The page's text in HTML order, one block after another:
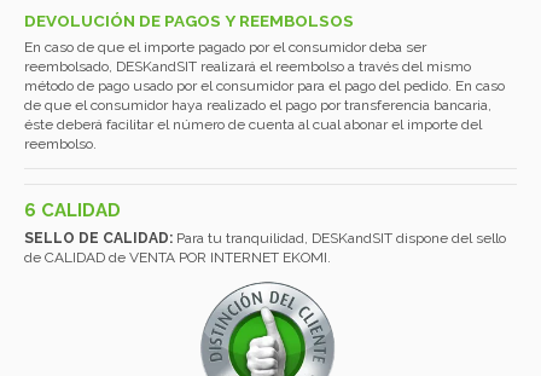
DEVOLUCIÓN DE PAGOS Y REEMBOLSOS
En caso de que el importe pagado por el consumidor deba ser
reembolsado, DESKandSIT realizará el reembolso a través del mismo
método de pago usado por el consumidor para el pago del pedido. En caso
de que el consumidor haya realizado el pago por transferencia bancaria,
éste deberá facilitar el número de cuenta al cual abonar el importe del
reembolso.
6 CALIDAD
SELLO DE CALIDAD: Para tu tranquilidad, DESKandSIT dispone del sello
de CALIDAD de VENTA POR INTERNET EKOMI.